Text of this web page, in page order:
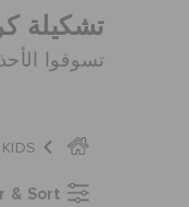
تشكيلة
تسوقوا
KIDS
& Sort